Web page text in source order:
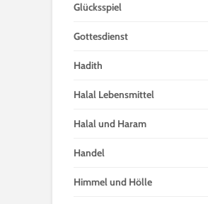
Glücksspiel
Gottesdienst
Hadith
Halal Lebensmittel
Halal und Haram
Handel
Himmel und Hölle